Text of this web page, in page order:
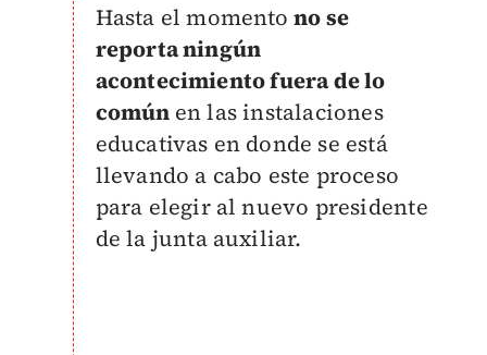
Hasta el momento no se
reporta ningún
acontecimiento fuera de lo
común en las instalaciones
educativas en donde se está
llevando a cabo este proceso
para elegir al nuevo presidente
de la junta auxiliar.